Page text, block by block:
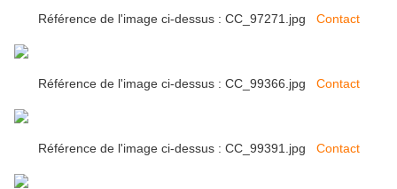
Référence de l'image ci-dessus : CC_97271.jpg Contact
Référence de l'image ci-dessus : CC_99366.jpg Contact
Référence de l'image ci-dessus : CC_99391.jpg Contact